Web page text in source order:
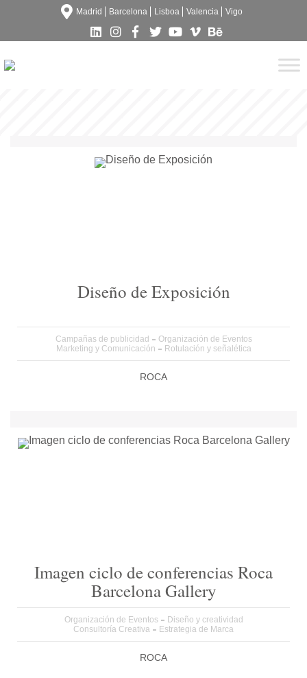
Madrid Barcelona Lisboa Valencia Vigo
Diseño de Exposición
Campañas de publicidad
Organización de Eventos
Marketing y Comunicación
Rotulación y señalética
ROCA
Imagen ciclo de conferencias Roca
Barcelona Gallery
Organización de Eventos
Diseño y creatividad
Consultoría Creativa
Estrategia de Marca
ROCA